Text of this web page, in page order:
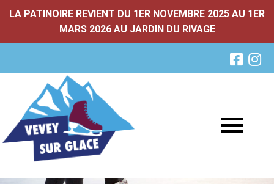
LA PATINOIRE REVIENT DU 1ER NOVEMBRE 2025 AU 1ER
MARS 2026 AU JARDIN DU RIVAGE